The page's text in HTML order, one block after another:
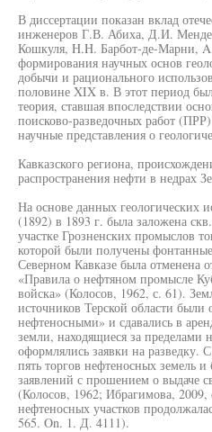
В диссертации показан вклад
инженеров Г.В. Абиха, Д.И.
Кошкуля, H.H. Барбот-де-Марни,
формирования научных основ
добычи и рационального
половине XIX в. В этот период
теория, ставшая впоследствии
поисково-разведочных работ
научные представления о
Кавказского региона,
распространения нефти в недрах
На основе данных геологических
(1892) в 1893 г. была заложена
участке Грозненских промыслов
которой были получены
Северном Кавказе была отменена
«Правила о нефтяном промысле
войска» (Колосов, 1962, с. 61).
источников Терской области были
нефтеносными» и сдавались в
земли, находящиеся за пределами
оформлялись заявки на разведку.
пять торгов нефтеносных земель
заявлений с прошением о выдаче
(Колосов, 1962; Ибрагимова, 2009,
нефтеносных участков
565. On. 1. Д. 4111).